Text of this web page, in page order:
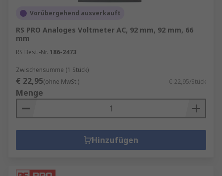
Vorübergehend ausverkauft
RS PRO Analoges Voltmeter AC, 92 mm, 92 mm, 66
mm
RS Best.-Nr. 186-2473
Zwischensumme (1 Stück)
€ 22,95(ohne MwSt.) € 22,95/Stück
Menge
Hinzufügen